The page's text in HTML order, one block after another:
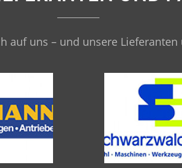
auf uns – und unsere